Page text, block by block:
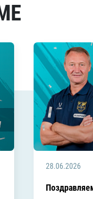
28.06.2026